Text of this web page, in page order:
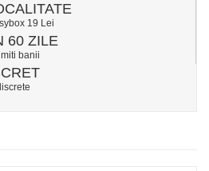
19 Lei
60 ZILE
banii